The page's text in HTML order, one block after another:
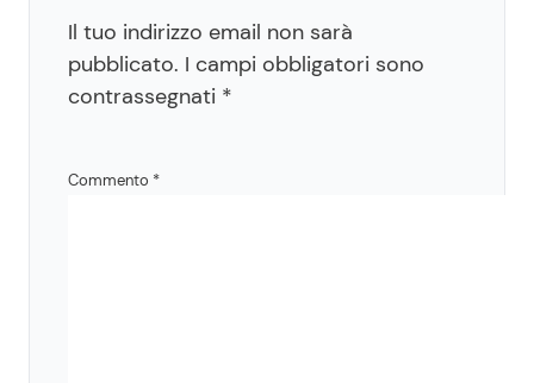
Il tuo indirizzo email non sarà
pubblicato. I campi obbligatori sono
contrassegnati *
Commento *